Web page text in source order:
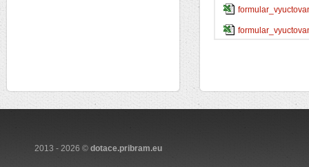
2013 - 2026 © dotace.pribram.eu